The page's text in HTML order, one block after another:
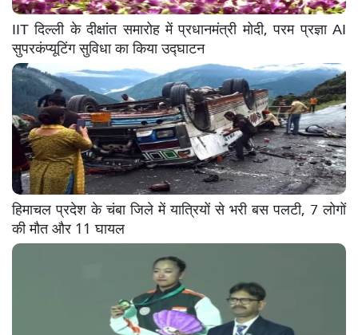
IIT दिल्ली के दीक्षांत समारोह में प्रधानमंत्री मोदी, परम प्रज्ञा AI
सुपरकंप्यूटिंग सुविधा का किया उद्घाटन
हिमाचल प्रदेश के चंबा जिले में यात्रियों से भरी बस पलटी, 7 लोगों
की मौत और 11 घायल